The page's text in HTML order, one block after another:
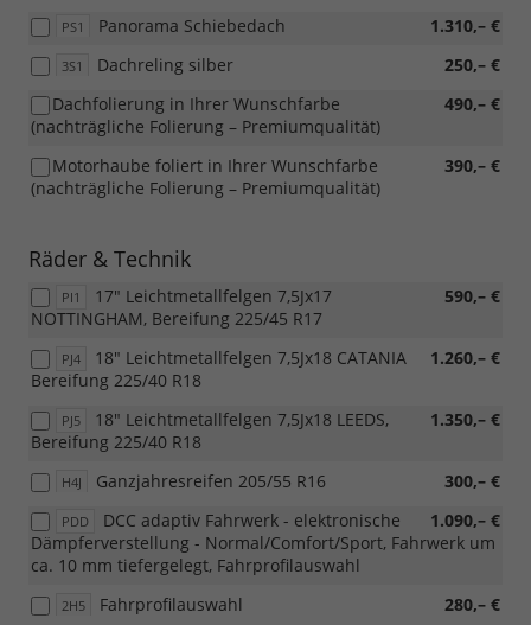
PS1 1.310,– €
Panorama Schiebedach
3S1 250,– €
Dachreling silber
490,– €
Dachfolierung in Ihrer Wunschfarbe
(nachträgliche Folierung – Premiumqualität)
390,– €
Motorhaube foliert in Ihrer Wunschfarbe
(nachträgliche Folierung – Premiumqualität)
Räder & Technik
PI1 590,– €
17" Leichtmetallfelgen 7,5Jx17
NOTTINGHAM, Bereifung 225/45 R17
PJ4 1.260,– €
18" Leichtmetallfelgen 7,5Jx18 CATANIA
Bereifung 225/40 R18
PJ5 1.350,– €
18" Leichtmetallfelgen 7,5Jx18 LEEDS,
Bereifung 225/40 R18
H4J 300,– €
Ganzjahresreifen 205/55 R16
PDD 1.090,– €
DCC adaptiv Fahrwerk - elektronische
Dämpferverstellung - Normal/Comfort/Sport, Fahrwerk um
ca. 10 mm tiefergelegt, Fahrprofilauswahl
2H5 280,– €
Fahrprofilauswahl